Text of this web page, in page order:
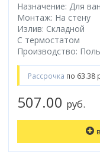
Назначение: Для
Монтаж: На стену
Излив: Складной
С термостатом
Производство:
Рассрочка по 63.38
507.00 руб.